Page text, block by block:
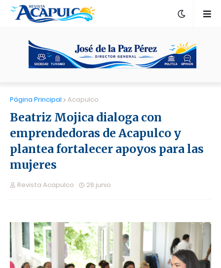
Página Principal Acapulco
Beatriz Mojica dialoga con
emprendedoras de Acapulco y
plantea fortalecer apoyos para las
mujeres
Revista Acapulco 26 junio